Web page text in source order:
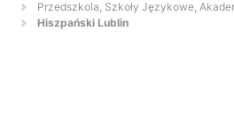
Przedszkola, Szkoły Językowe,
Hiszpański Lublin